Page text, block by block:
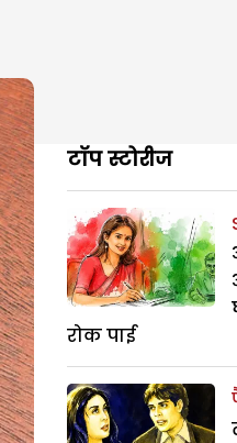
टॉप स्टोरीज
रोक पाई